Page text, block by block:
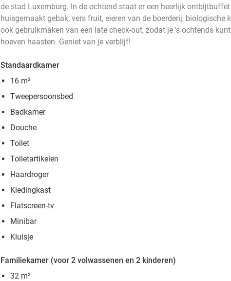
de stad Luxemburg. In de ochtend staat er een heerlijk
huisgemaakt gebak, vers fruit, eieren van de boerderij, biologische
ook gebruikmaken van een late check-out, zodat je 's ochtends
hoeven haasten. Geniet van je verblijf!
Standaardkamer
16 m²
Tweepersoonsbed
Badkamer
Douche
Toilet
Toiletartikelen
Haardroger
Kledingkast
Flatscreen-tv
Minibar
Kluisje
Familiekamer (voor 2 volwassenen en 2 kinderen)
32 m²